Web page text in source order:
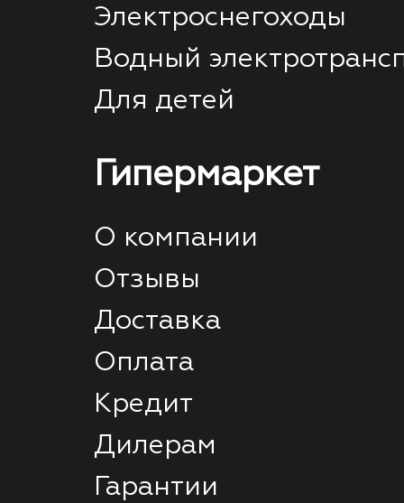
Электроснегоходы
Водный
Для детей
Гипермаркет
О компании
Отзывы
Доставка
Оплата
Кредит
Дилерам
Гарантии